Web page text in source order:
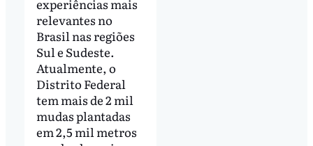
experiências mais
relevantes no
Brasil nas regiões
Sul e Sudeste.
Atualmente, o
Distrito Federal
tem mais de 2 mil
mudas plantadas
em 2,5 mil metros